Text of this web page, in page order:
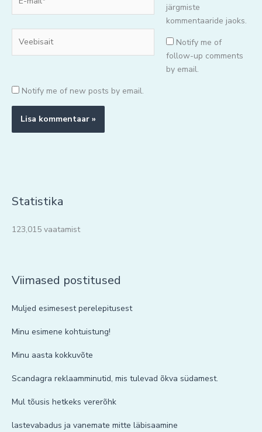
mail*
järgmiste
kommentaaride jaoks.
Notify me of
follow-up comments
by email.
Notify me of new posts by email.
Statistika
123,015 vaatamist
Viimased postitused
Muljed esimesest perelepitusest
Minu esimene kohtuistung!
Minu aasta kokkuvõte
Scandagra reklaamminutid, mis tulevad õkva südamest.
Mul tõusis hetkeks vererõhk
lastevabadus ja vanemate mitte läbisaamine